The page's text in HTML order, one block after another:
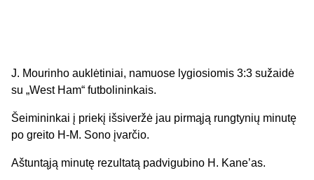
J. Mourinho auklėtiniai, namuose lygiosiomis 3:3 sužaidė
su „West Ham“ futbolininkais.
Šeimininkai į priekį išsiveržė jau pirmąją rungtynių minutę
po greito H-M. Sono įvarčio.
Aštuntąją minutę rezultatą padvigubino H. Kane’as.